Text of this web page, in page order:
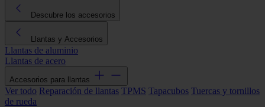
Descubre los accesorios
Llantas y Accesorios
Llantas de aluminio
Llantas de acero
Accesorios para llantas
Ver todo Reparación de llantas TPMS Tapacubos Tuercas y tornillos
de rueda